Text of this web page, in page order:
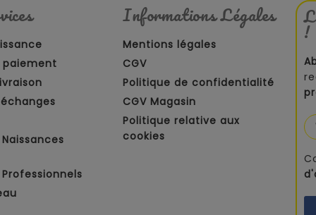
paiement
Informations Légales
Mentions légales
CGV
Politique de confidentialité
CGV Magasin
Politique relative aux
cookies
!